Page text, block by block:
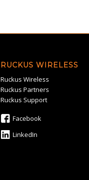
RUCKUS WIRELESS
Ruckus Wireless
Ruckus Partners
Ruckus Support
Facebook
LinkedIn